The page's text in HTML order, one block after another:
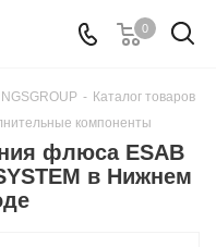
0
- Каталог товаров
компоненты
флюса ESAB
в Нижнем